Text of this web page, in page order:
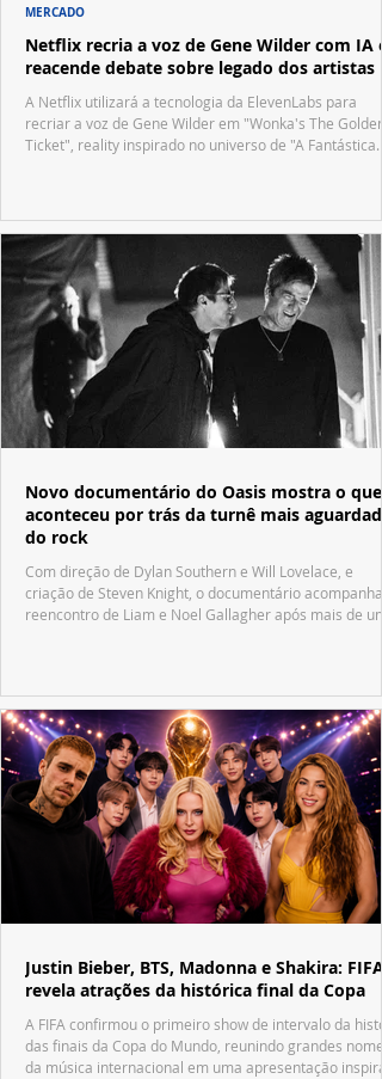
Netflix recria a voz de Gene Wilder com IA e
reacende debate sobre legado dos artistas
A Netflix utilizará a tecnologia da ElevenLabs para
recriar a voz de Gene Wilder em "Wonka's The Golden
Ticket", reality inspirado no universo de "A Fantástica
MERCADO
Novo documentário do Oasis mostra o que
aconteceu por trás da turnê mais aguardada
do rock
Com direção de Dylan Southern e Will Lovelace, e
criação de Steven Knight, o documentário acompanha
reencontro de Liam e Noel Gallagher após mais de
Justin Bieber, BTS, Madonna e Shakira: FIFA
revela atrações da histórica final da Copa
A FIFA confirmou o primeiro show de intervalo da
das finais da Copa do Mundo, reunindo grandes nomes
da música internacional em uma apresentação